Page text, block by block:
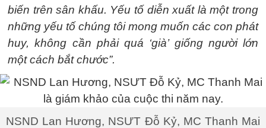
biến trên sân khấu. Yếu tố diễn xuất là một trong
những yếu tố chúng tôi mong muốn các con phát
huy, không cần phải quá ‘già’ giống người lớn
một cách bắt chước”.
NSND Lan Hương, NSƯT Đỗ Kỷ, MC Thanh Mai